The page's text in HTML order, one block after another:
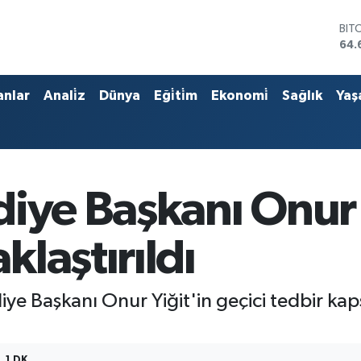
Anali̇z Dünya Eği̇ti̇m Ekonomi̇ Sağlık
Başkanı
Başkanı Onur Yiğit'in geçici tedbir